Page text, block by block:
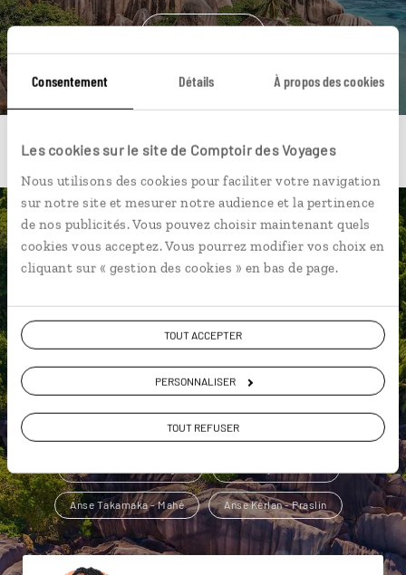
Consentement Détails À propos des cookies
Les cookies sur le site de Comptoir des Voyages
Nous utilisons des cookies pour faciliter votre navigation
sur notre site et mesurer notre audience et la pertinence
de nos publicités. Vous pouvez choisir maintenant quels
cookies vous acceptez. Vous pourrez modifier vos choix en
cliquant sur « gestion des cookies » en bas de page.
TOUT ACCEPTER
PERSONNALISER
TOUT REFUSER
Une envie de voyage
particulière ?
Anse Possession - Praslin Anse Coco - La Digue
Anse Kerlan - Praslin Anse Lazio - Praslin
Anse Takamaka - Mahé Anse Kerlan - Praslin